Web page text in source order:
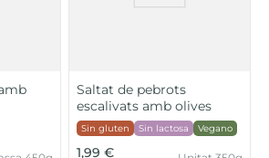
Saltat de pebrots
escalivats amb olives
Sin gluten Sin lactosa Vegano
1,99 €